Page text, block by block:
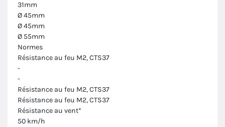
31mm
Ø 45mm
Ø 45mm
Ø 55mm
Normes
Résistance au feu M2, CTS37
-
-
Résistance au feu M2, CTS37
Résistance au feu M2, CTS37
Résistance au vent*
50 km/h